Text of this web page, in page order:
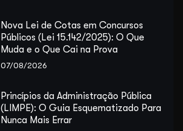
Nova Lei de Cotas em Concursos
Públicos (Lei 15.142/2025): O Que
Muda e o Que Cai na Prova
07/08/2026
Princípios da Administração Pública
(LIMPE): O Guia Esquematizado Para
Nunca Mais Errar